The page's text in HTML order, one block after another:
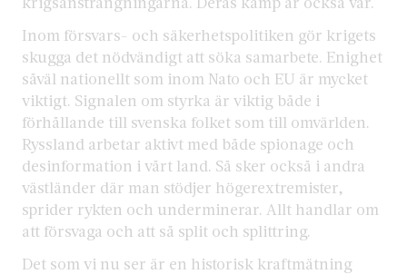
Inom försvars- och säkerhetspolitiken gör krigets
skugga det nödvändigt att söka samarbete. Enighet
såväl nationellt som inom Nato och EU är mycket
viktigt. Signalen om styrka är viktig både i
förhållande till svenska folket som till omvärlden.
Ryssland arbetar aktivt med både spionage och
desinformation i vårt land. Så sker också i andra
västländer där man stödjer högerextremister,
sprider rykten och underminerar. Allt handlar om
att försvaga och att så split och splittring.
Det som vi nu ser är en historisk kraftmätning